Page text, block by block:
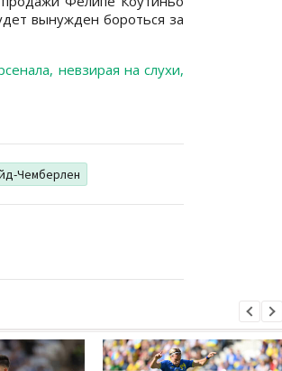
вынужден бороться за
невзирая на слухи,
Чемберлен